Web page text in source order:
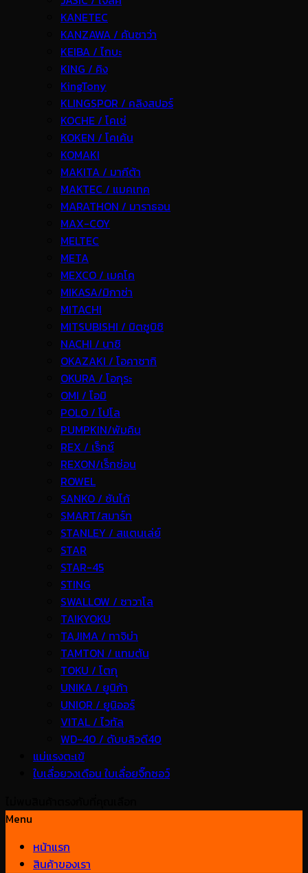
KANETEC
KANZAWA / คันซาว่า
KEIBA / ไกบะ
KING / คิง
KingTony
KLINGSPOR / คลิงสปอร์
KOCHE / โคเช่
KOKEN / โคเค้น
KOMAKI
MAKITA / มากีต้า
MAKTEC / แมคเทค
MARATHON / มาราธอน
MAX-COY
MELTEC
META
MEXCO / เมคโค
MIKASA/มิกาซ่า
MITACHI
MITSUBISHI / มิตซูบิชิ
NACHI / นาชิ
OKAZAKI / โอคาซากิ
OKURA / โอกุระ
OMI / โอมิ
POLO / โปโล
PUMPKIN/พัมคิน
REX / เร็กช์
REXON/เร็กซ่อน
ROWEL
SANKO / ซันโก้
SMART/สมาร์ท
STANLEY / สแตนเล่ย์
STAR
STAR-45
STING
SWALLOW / ซาวาโล
TAIKYOKU
TAJIMA / ทาจิม่า
TAMTON / แทมตัน
TOKU / โตกุ
UNIKA / ยูนิก้า
UNIOR / ยูนิออร์
VITAL / ไวทัล
WD-40 / ดับบลิวดี40
แม่แรงตะเข้
ใบเลื่อยวงเดือน ใบเลื่อยจิ๊กซอว์
Menu
หน้าแรก
สินค้าของเรา